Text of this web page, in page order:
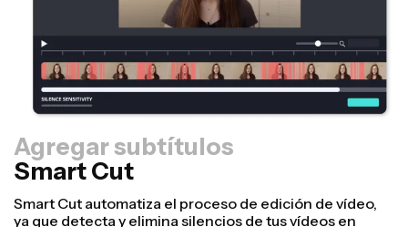
Agregar subtítulos
Smart Cut
Controlador de tamaño